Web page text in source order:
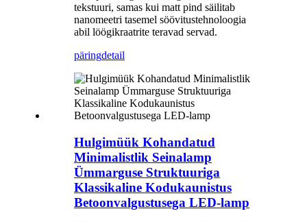
tekstuuri, samas kui matt pind säilitab
nanomeetri tasemel söövitustehnoloogia
abil löögikraatrite teravad servad.
päringdetail
Hulgimüük Kohandatud
Minimalistlik Seinalamp
Ümmarguse Struktuuriga
Klassikaline Kodukaunistus
Betoonvalgustusega LED-lamp